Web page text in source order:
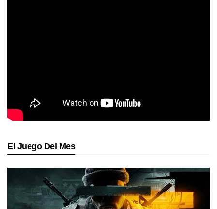
El Juego Del Mes